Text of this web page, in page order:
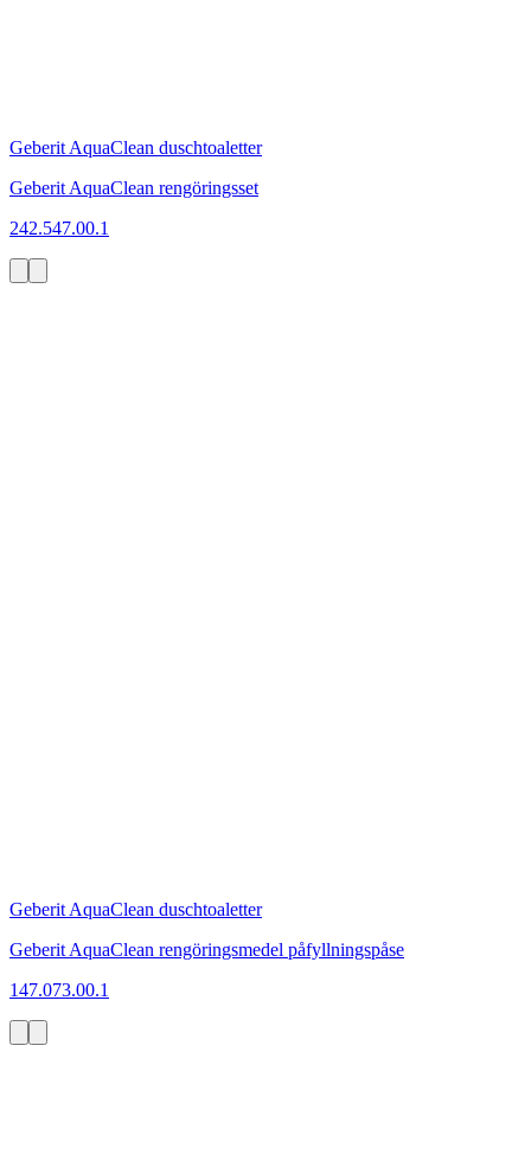
Geberit AquaClean duschtoaletter
Geberit AquaClean rengöringsset
242.547.00.1
Geberit AquaClean duschtoaletter
Geberit AquaClean rengöringsmedel påfyllningspåse
147.073.00.1